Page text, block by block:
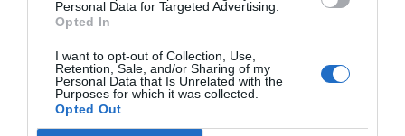
Personal Data for Targeted Advertising.
Opted In
I want to opt-out of Collection, Use,
Retention, Sale, and/or Sharing of my
Personal Data that Is Unrelated with the
Purposes for which it was collected.
Opted Out
muchas noches.
Me niego a ser bicho bola. Me niego a estar todo el
día quejándome de los clientes que voy a perder,
a lamentarme por estar encerrada. Me niego.